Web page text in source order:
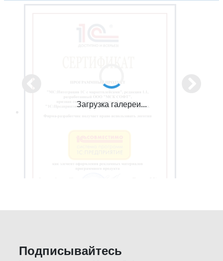
Загрузка галереи...
Подписывайтесь